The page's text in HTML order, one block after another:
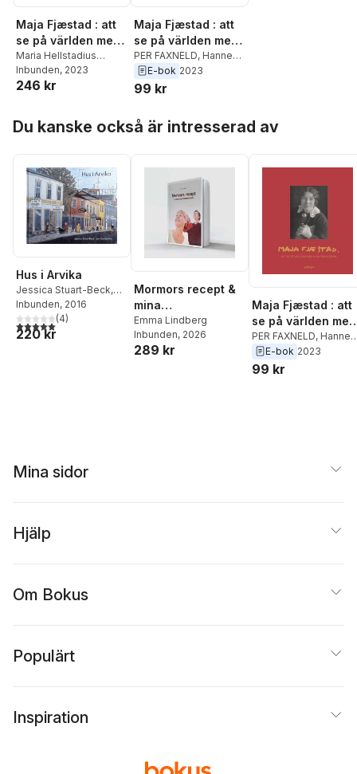
Maja Fjæstad : att
se på världen med
konstnärsögon
Maria Hellstadius
Wiberg,Kerstin Lind
Johan Knutsson
Inbunden, 2023
246 kr
Maja Fjæstad : att
se på världen med
konstnärsögon
PER FAXNELD, Hannes
Trygg,Maria
Hellstadius Wiberg
E-bok 2023
99 kr
Du kanske också är intresserad av
Hus i Arvika
Jessica Stuart-Beck,
Jan Sandström
Inbunden, 2016
5,0utav 5 stjärnor. Totalt antal röster:
(4)
220 kr
Mormors recept &
mina
barndomsminnen
Emma Lindberg
Inbunden, 2026
289 kr
Maja Fjæstad : att
se på världen med
konstnärsögon
PER FAXNELD, Hannes
Trygg,Maria
Hellstadius Wiberg
E-bok 2023
99 kr
Mina sidor
Hjälp
Om Bokus
Populärt
Inspiration